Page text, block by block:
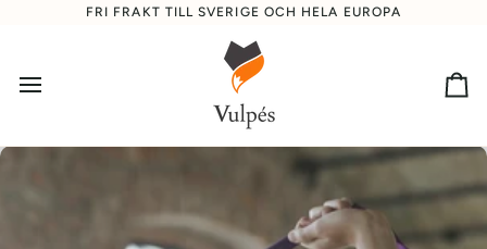
FRI FRAKT TILL SVERIGE OCH HELA EUROPA